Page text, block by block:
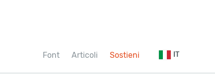
Font Articoli Sostieni IT